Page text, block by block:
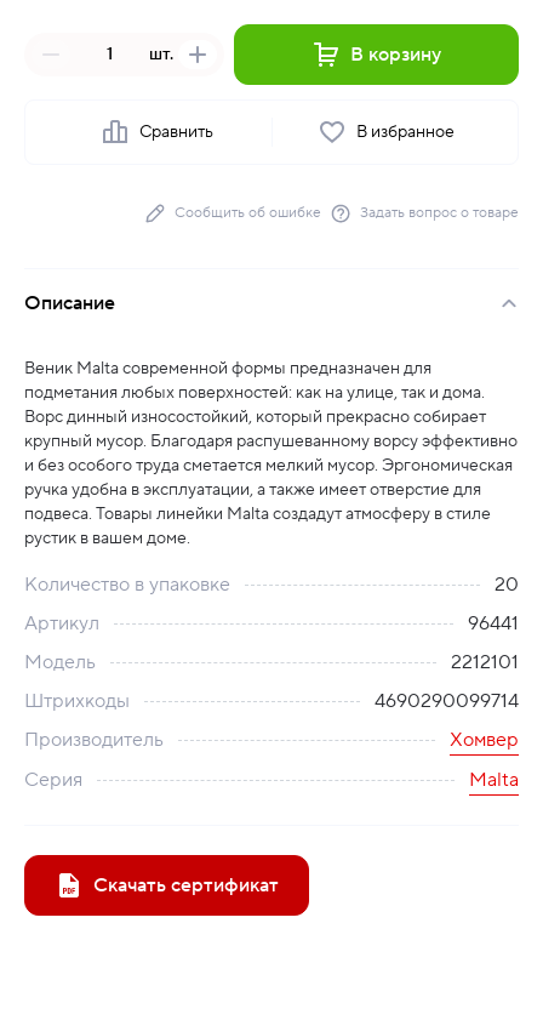
шт. В корзину
Сравнить В избранное
Сообщить об ошибке Задать вопрос о товаре
Описание
Веник Malta современной формы предназначен для
подметания любых поверхностей: как на улице, так и дома.
Ворс динный износостойкий, который прекрасно собирает
крупный мусор. Благодаря распушеванному ворсу эффективно
и без особого труда сметается мелкий мусор. Эргономическая
ручка удобна в эксплуатации, а также имеет отверстие для
подвеса. Товары линейки Malta создадут атмосферу в стиле
рустик в вашем доме.
Количество в упаковке
20
Артикул
96441
Модель
2212101
Штрихкоды
4690290099714
Производитель
Хомвер
Серия
Malta
Скачать сертификат